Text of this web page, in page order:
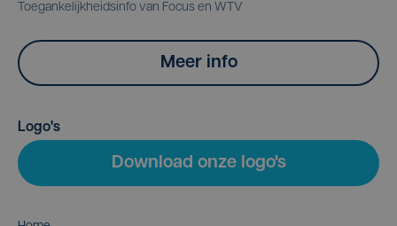
Toegankelijkheidsinfo van Focus en WTV
Meer info
Logo's
Download onze logo's